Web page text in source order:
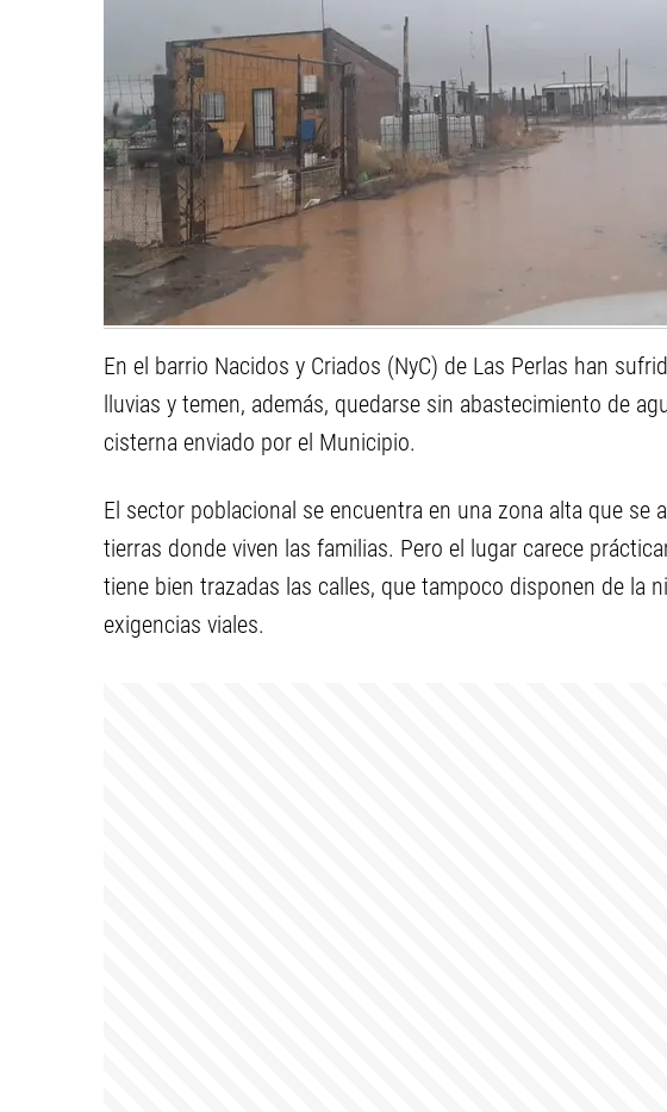
En el barrio Nacidos y Criados (NyC) de Las Perlas han
lluvias y temen, además, quedarse sin abastecimiento de
cisterna enviado por el Municipio.
El sector poblacional se encuentra en una zona alta que se
tierras donde viven las familias. Pero el lugar carece
tiene bien trazadas las calles, que tampoco disponen de la
exigencias viales.